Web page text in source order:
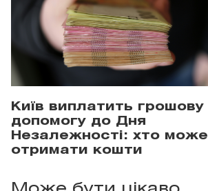
Київ виплатить грошову
допомогу до Дня
Незалежності: хто може
отримати кошти